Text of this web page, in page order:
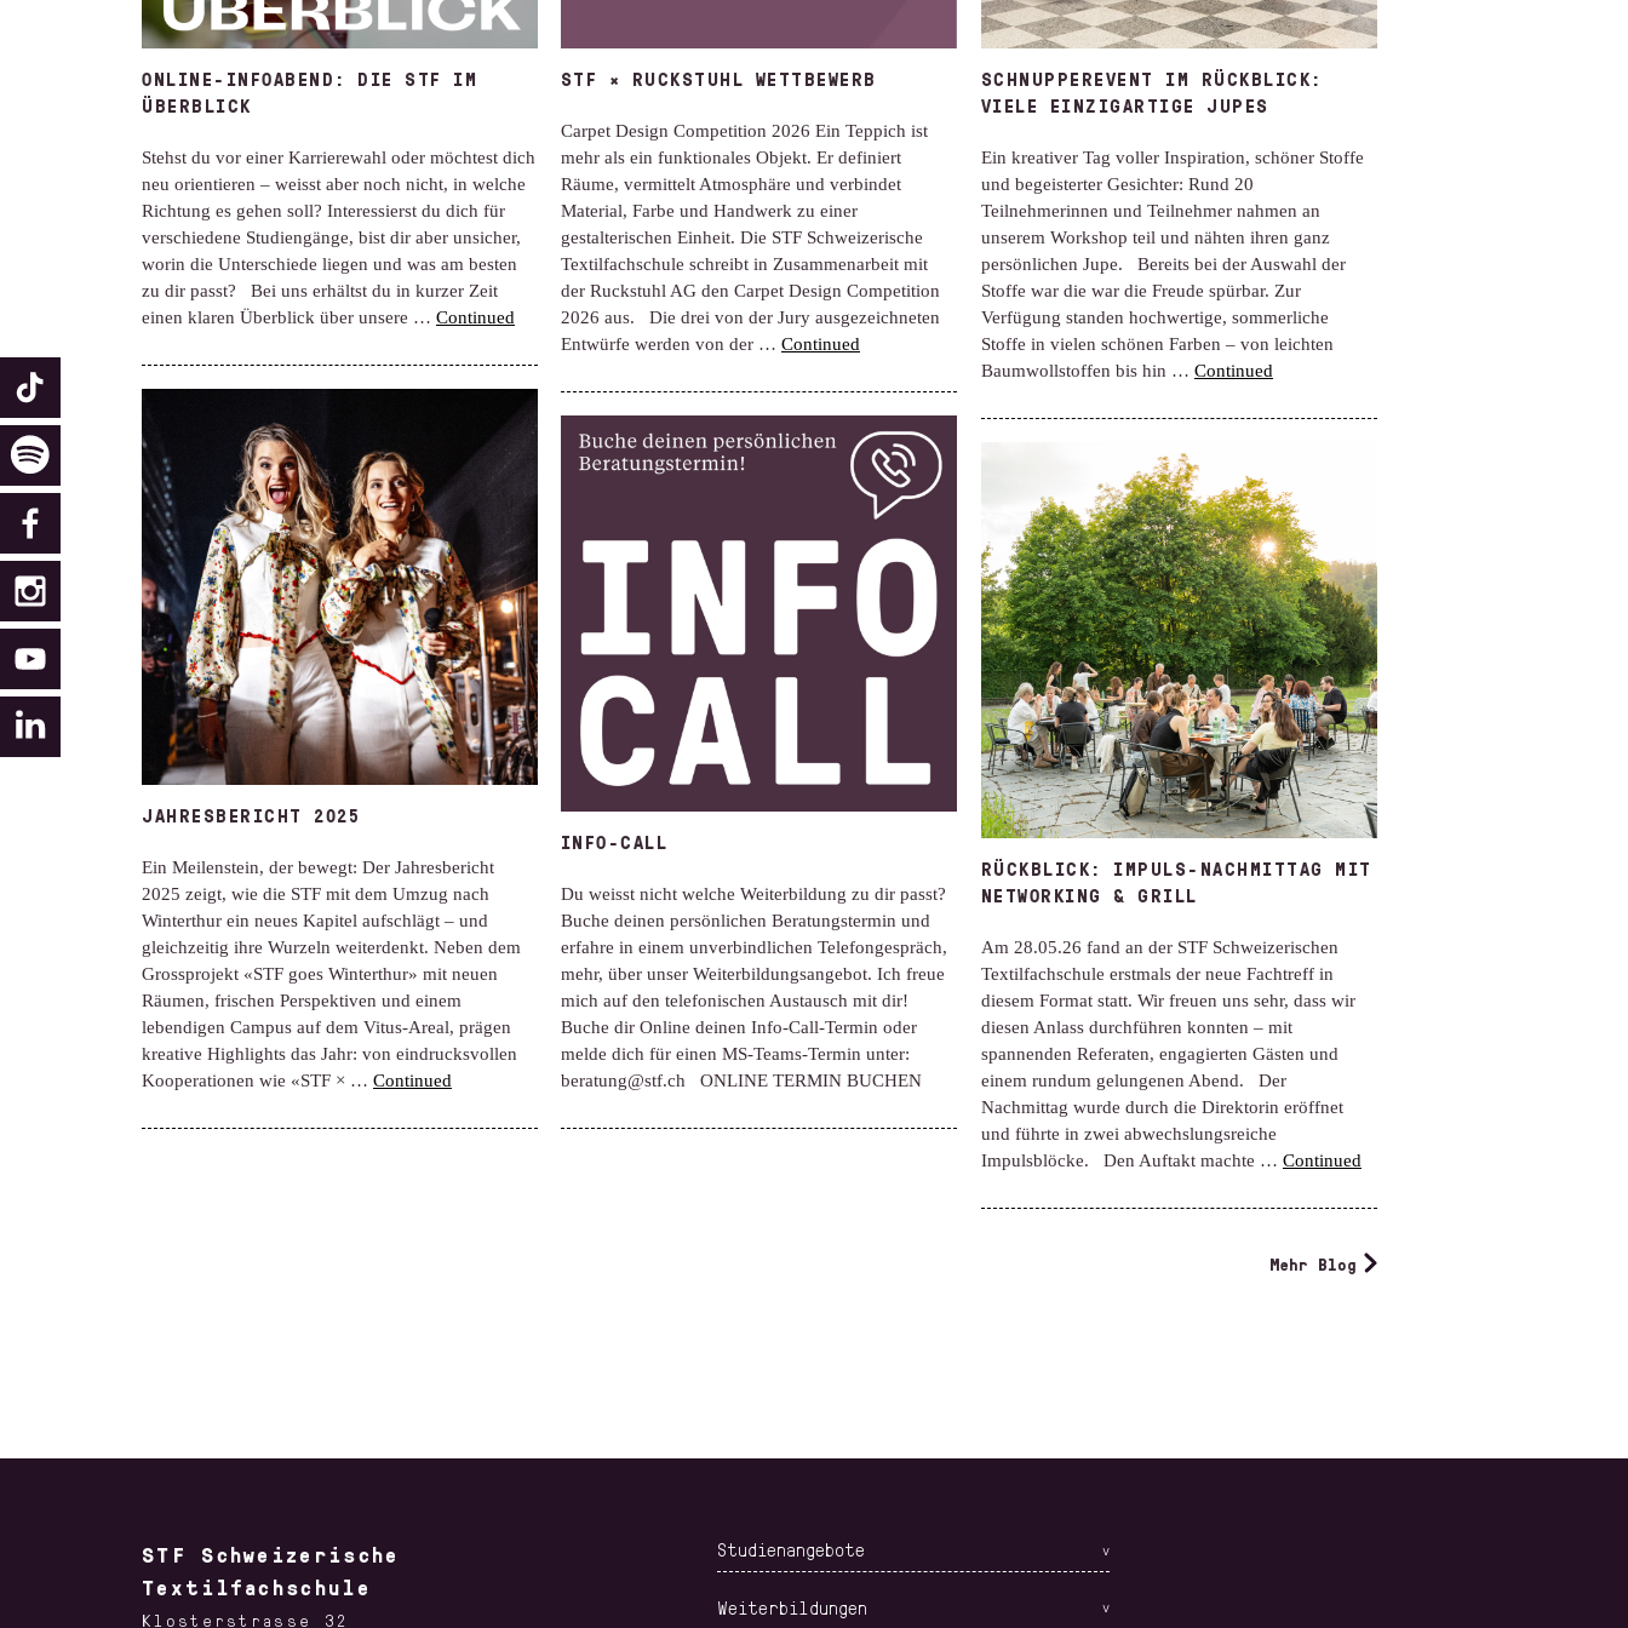
ONLINE-INFOABEND: DIE STF IM
ÜBERBLICK
Stehst du vor einer Karrierewahl oder möchtest dich
neu orientieren – weisst aber noch nicht, in welche
Richtung es gehen soll? Interessierst du dich für
verschiedene Studiengänge, bist dir aber unsicher,
worin die Unterschiede liegen und was am besten
zu dir passt? Bei uns erhältst du in kurzer Zeit
einen klaren Überblick über unsere … Continued
STF × RUCKSTUHL WETTBEWERB
Carpet Design Competition 2026 Ein Teppich ist
mehr als ein funktionales Objekt. Er definiert
Räume, vermittelt Atmosphäre und verbindet
Material, Farbe und Handwerk zu einer
gestalterischen Einheit. Die STF Schweizerische
Textilfachschule schreibt in Zusammenarbeit mit
der Ruckstuhl AG den Carpet Design Competition
2026 aus. Die drei von der Jury ausgezeichneten
Entwürfe werden von der … Continued
SCHNUPPEREVENT IM RÜCKBLICK:
VIELE EINZIGARTIGE JUPES
Ein kreativer Tag voller Inspiration, schöner Stoffe
und begeisterter Gesichter: Rund 20
Teilnehmerinnen und Teilnehmer nahmen an
unserem Workshop teil und nähten ihren ganz
persönlichen Jupe. Bereits bei der Auswahl der
Stoffe war die war die Freude spürbar. Zur
Verfügung standen hochwertige, sommerliche
Stoffe in vielen schönen Farben – von leichten
Baumwollstoffen bis hin … Continued
JAHRESBERICHT 2025
Ein Meilenstein, der bewegt: Der Jahresbericht
2025 zeigt, wie die STF mit dem Umzug nach
Winterthur ein neues Kapitel aufschlägt – und
gleichzeitig ihre Wurzeln weiterdenkt. Neben dem
Grossprojekt «STF goes Winterthur» mit neuen
Räumen, frischen Perspektiven und einem
lebendigen Campus auf dem Vitus-Areal, prägen
kreative Highlights das Jahr: von eindrucksvollen
Kooperationen wie «STF × … Continued
INFO-CALL
Du weisst nicht welche Weiterbildung zu dir passt?
Buche deinen persönlichen Beratungstermin und
erfahre in einem unverbindlichen Telefongespräch,
mehr, über unser Weiterbildungsangebot. Ich freue
mich auf den telefonischen Austausch mit dir!
Buche dir Online deinen Info-Call-Termin oder
melde dich für einen MS-Teams-Termin unter:
beratung@stf.ch ONLINE TERMIN BUCHEN
RÜCKBLICK: IMPULS-NACHMITTAG MIT
NETWORKING & GRILL
Am 28.05.26 fand an der STF Schweizerischen
Textilfachschule erstmals der neue Fachtreff in
diesem Format statt. Wir freuen uns sehr, dass wir
diesen Anlass durchführen konnten – mit
spannenden Referaten, engagierten Gästen und
einem rundum gelungenen Abend. Der
Nachmittag wurde durch die Direktorin eröffnet
und führte in zwei abwechslungsreiche
Impulsblöcke. Den Auftakt machte … Continued
Mehr Blog
STF Schweizerische
Textilfachschule
Klosterstrasse 32
Studienangebote
Weiterbildungen